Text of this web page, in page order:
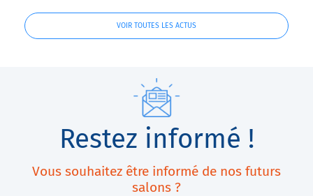
VOIR TOUTES LES ACTUS
Restez informé !
Vous souhaitez être informé de nos futurs
salons ?